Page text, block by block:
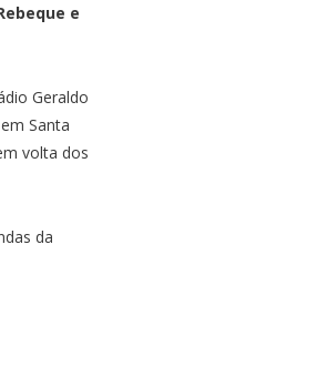
e
Geraldo
Santa
volta dos
da